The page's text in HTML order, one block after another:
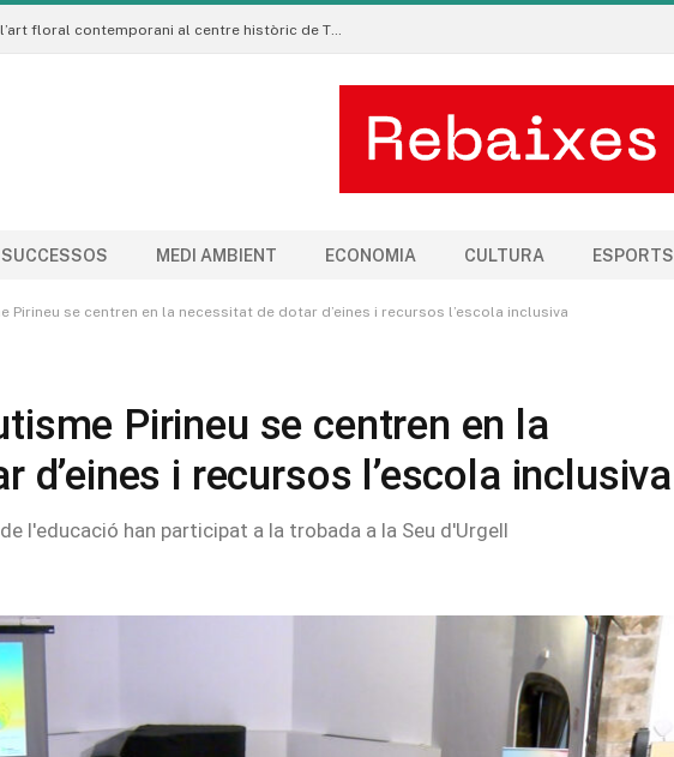
La Manigua Estudio porta l’art floral contemporani al centre històric de Tremp
SUCCESSOS MEDI AMBIENT ECONOMIA CULTURA ESPORTS
Pirineu se centren en la necessitat de dotar d’eines i recursos l’escola inclusiva
Pirineu se centren en la
d’eines i recursos l’escola inclusiva
l'educació han participat a la trobada a la Seu d'Urgell